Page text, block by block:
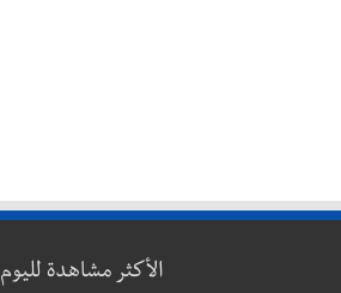
الأكثر مشاهدة لليوم